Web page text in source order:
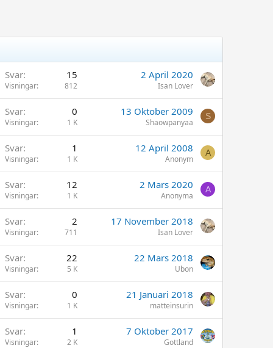
Svar 15
Visningar 812
2 April 2020
Isan Lover
Svar 0
Visningar 1 K
13 Oktober 2009
Shaowpanyaa
S
Svar 1
Visningar 1 K
12 April 2008
Anonym
A
Svar 12
Visningar 1 K
2 Mars 2020
Anonyma
A
Svar 2
Visningar 711
17 November 2018
Isan Lover
Svar 22
Visningar 5 K
22 Mars 2018
Ubon
Svar 0
Visningar 1 K
21 Januari 2018
matteinsurin
Svar 1
Visningar 2 K
7 Oktober 2017
Gottland